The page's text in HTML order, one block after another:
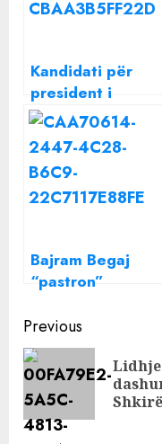
Kandidati për
president i
propozuar nga
PS, kush është
Bajram Begaj me
karrierë
ushtarake 33
Bajram Begaj
“pastron”
jasht dere
këshilltarët, kush
është sekretari
që po shkakton
tension tek
punonjësit
Continue
Reading
Previous